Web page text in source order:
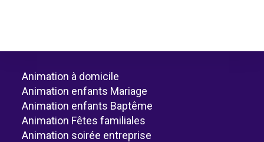
Animation à domicile
Animation enfants Mariage
Animation enfants Baptême
Animation Fêtes familiales
Animation soirée entreprise